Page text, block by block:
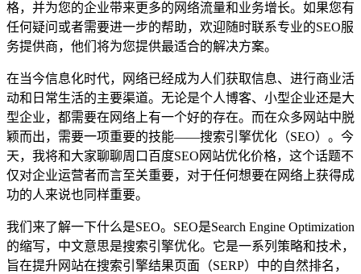
格，并为您的企业带来更多的网络流量和业务增长。如果您有
任何疑问或者需要进一步的帮助，欢迎随时联系专业的SEO服
务提供商，他们将为您提供最适合的解决方案。
在当今信息化时代，网络已经成为人们获取信息、进行商业活
动和日常生活的主要渠道。无论是个人博客、小型企业还是大
型企业，都需要在网络上有一个好的存在。而在众多网站中脱
颖而出，需要一项重要的技能——搜索引擎优化（SEO）。今
天，我将和大家聊聊周口百度SEO网站优化价格，这个话题不
仅对企业运营者而言至关重要，对于任何想要在网络上获得成
功的人来说也同样重要。
我们来了解一下什么是SEO。SEO是Search Engine Optimization
的缩写，中文意思是搜索引擎优化。它是一系列策略和技术，
旨在提升网站在搜索引擎结果页面（SERP）中的自然排名，